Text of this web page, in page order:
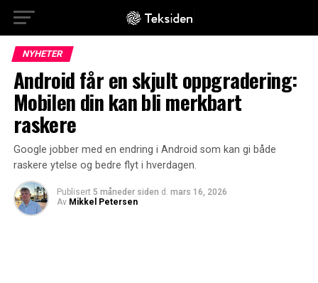
NYHETER
Android får en skjult oppgradering:
Mobilen din kan bli merkbart
raskere
Google jobber med en endring i Android som kan gi både
raskere ytelse og bedre flyt i hverdagen.
Publisert 5 måneder siden d. mars 16, 2026
Av Mikkel Petersen